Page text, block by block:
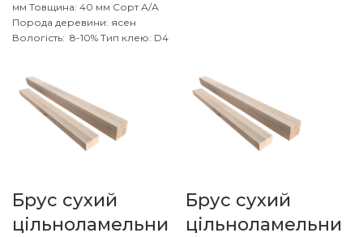
мм Товщина: 40 мм Сорт А/А
Порода деревини: ясен
Вологість: 8-10% Тип клею: D4
калібрований, шліфований
Брус сухий
цільноламельни
Брус сухий
цільноламельни